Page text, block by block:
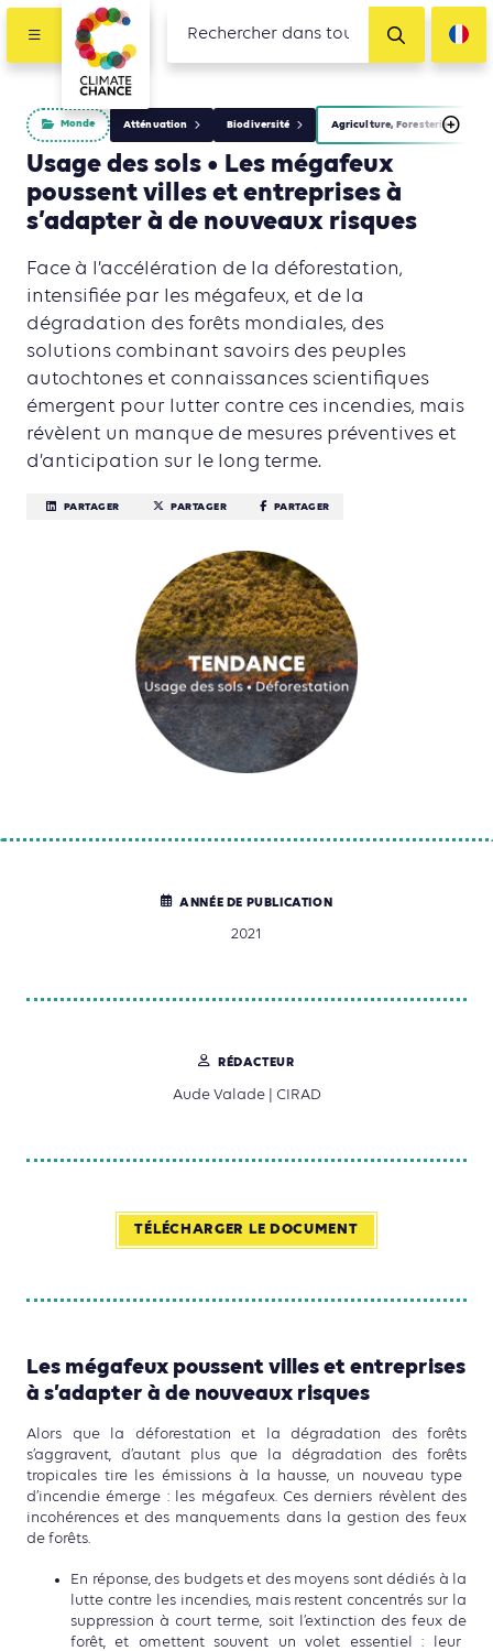
Monde Atténuation Biodiversité Agriculture, Foresterie et
Usage des sols • Les mégafeux
poussent villes et entreprises à
s’adapter à de nouveaux risques
Face à l’accélération de la déforestation,
intensifiée par les mégafeux, et de la
dégradation des forêts mondiales, des
solutions combinant savoirs des peuples
autochtones et connaissances scientifiques
émergent pour lutter contre ces incendies, mais
révèlent un manque de mesures préventives et
d’anticipation sur le long terme.
PARTAGER PARTAGER PARTAGER
ANNÉE DE PUBLICATION
2021
RÉDACTEUR
Aude Valade | CIRAD
TÉLÉCHARGER LE DOCUMENT
Les mégafeux poussent villes et entreprises
à s’adapter à de nouveaux risques
Alors que la déforestation et la dégradation des forêts
s’aggravent, d’autant plus que la dégradation des forêts
tropicales tire les émissions à la hausse, un nouveau type
d’incendie émerge : les mégafeux.Ces derniers révèlent des
incohérences et des manquements dans la gestion des feux
de forêts.
En réponse, des budgets et des moyens sont dédiés à la
lutte contre
les incendies, mais restent concentrés sur la
suppression à court terme, soit l’extinction des feux de
forêt, et omettent souvent un volet essentiel : leur